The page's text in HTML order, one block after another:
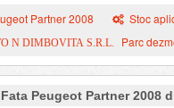
Partner 2008 Stoc
N DIMBOVITA S.R.L. Parc
Peugeot Partner 2008